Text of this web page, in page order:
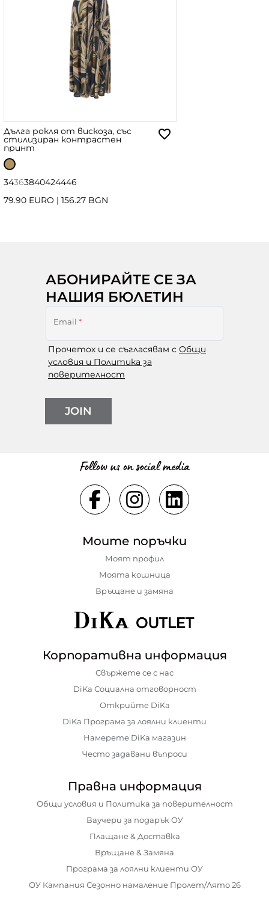
Дълга рокля от вискоза, със
стилизиран контрастен
принт
34363840424446
79.90 EURO | 156.27 BGN
АБОНИРАЙТЕ СЕ ЗА
НАШИЯ БЮЛЕТИН
Email *
Прочетох и се съгласявам с Общи
условия и Политика за
поверителност
JOIN
Follow us on social media
Моите поръчки
Моят профил
Моята кошница
Връщане и замяна
Корпоративна информация
Свържете се с нас
DiKa Социална отговорност
Открийте DiKa
DiKa Програма за лоялни клиенти
Намерете DiKa магазин
Често задавани въпроси
Правна информация
Общи условия и Политика за поверителност
Ваучери за подарък ОУ
Плащане & Доставка
Връщане & Замяна
Програма за лоялни клиенти ОУ
ОУ Кампания Сезонно намаление Пролет/Лято 26